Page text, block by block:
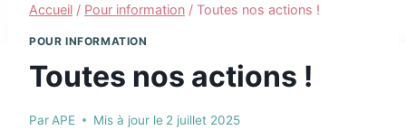
Accueil / Pour information / Toutes nos actions !
POUR INFORMATION
Toutes nos actions !
Par APE Mis à jour le 2 juillet 2025